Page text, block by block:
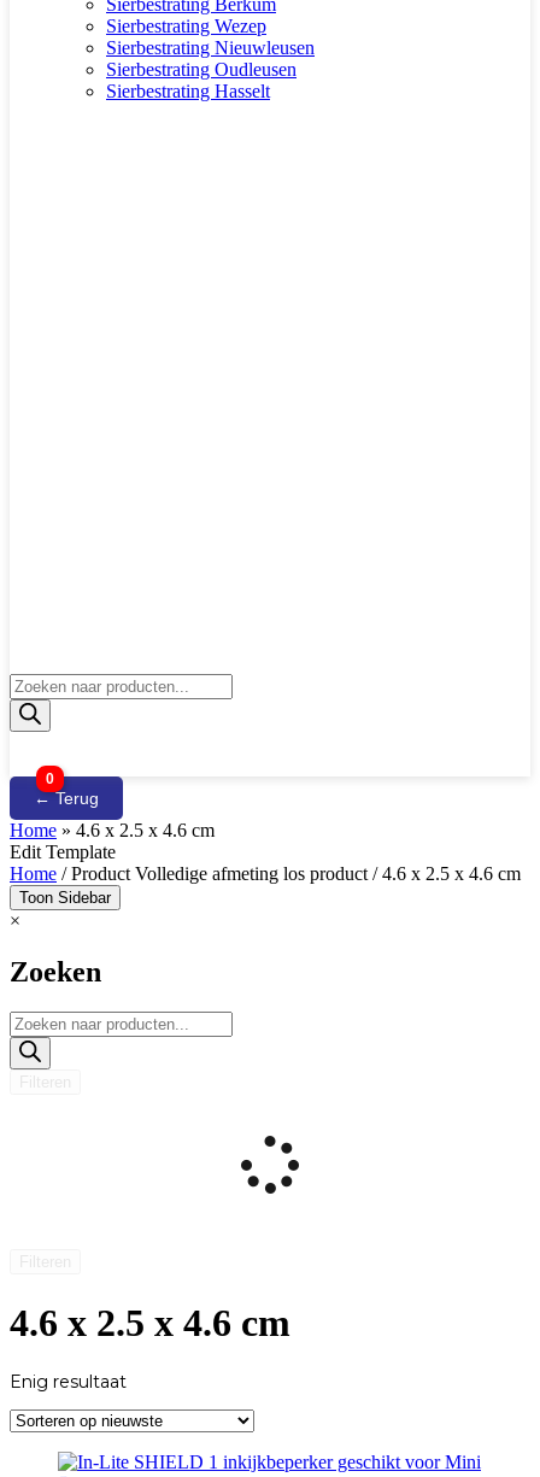
Sierbestrating Wezep
Sierbestrating Nieuwleusen
Sierbestrating Oudleusen
Sierbestrating Hasselt
Producten
zoeken
0
← Terug
Home » 4.6 x 2.5 x 4.6 cm
Edit Template
Home / Product Volledige afmeting los product / 4.6 x 2.5 x 4.6 cm
Toon Sidebar
×
Zoeken
Producten
zoeken
4.6 x 2.5 x 4.6 cm
Enig resultaat